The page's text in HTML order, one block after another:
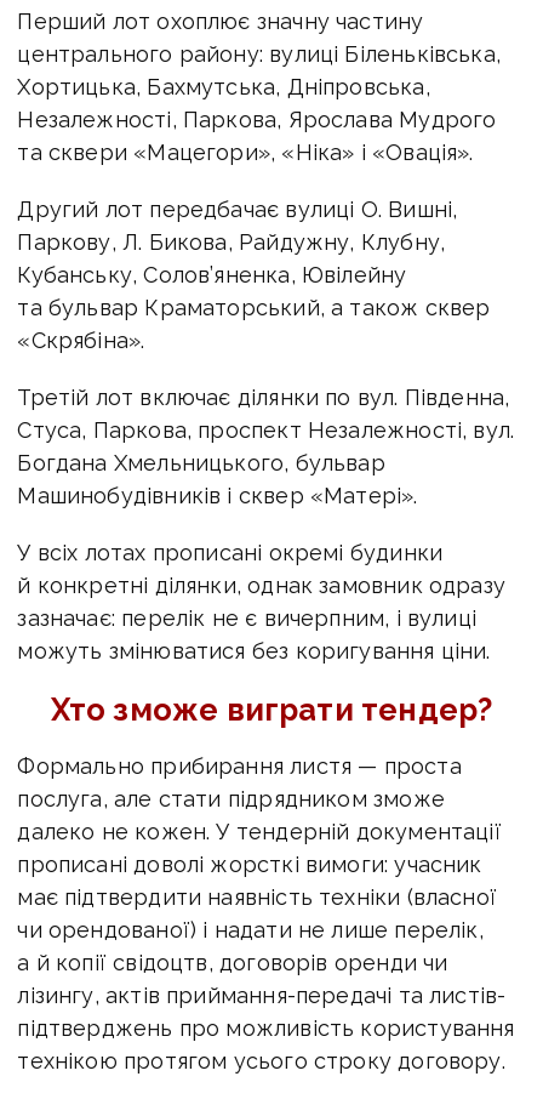
Перший лот охоплює значну частину
центрального району: вулиці Біленьківська,
Хортицька, Бахмутська, Дніпровська,
Незалежності, Паркова, Ярослава Мудрого
та сквери «Мацегори», «Ніка» і «Овація».
Другий лот передбачає вулиці О. Вишні,
Паркову, Л. Бикова, Райдужну, Клубну,
Кубанську, Солов’яненка, Ювілейну
та бульвар Краматорський, а також сквер
«Скрябіна».
Третій лот включає ділянки по вул. Південна,
Стуса, Паркова, проспект Незалежності, вул.
Богдана Хмельницького, бульвар
Машинобудівників і сквер «Матері».
У всіх лотах прописані окремі будинки
й конкретні ділянки, однак замовник одразу
зазначає: перелік не є вичерпним, і вулиці
можуть змінюватися без коригування ціни.
Хто зможе виграти тендер?
Формально прибирання листя — проста
послуга, але стати підрядником зможе
далеко не кожен. У тендерній документації
прописані доволі жорсткі вимоги: учасник
має підтвердити наявність техніки (власної
чи орендованої) і надати не лише перелік,
а й копії свідоцтв, договорів оренди чи
лізингу, актів приймання-передачі та листів-
підтверджень про можливість користування
технікою протягом усього строку договору.